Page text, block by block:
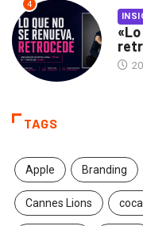
4
TAGS
Apple Branding
Cannes Lions